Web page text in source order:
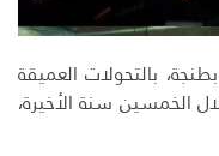
بالتحولات العميقة
الخمسين سنة الأخيرة،